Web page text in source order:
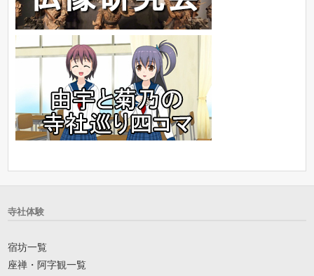
寺社体験
宿坊一覧
座禅・阿字観一覧